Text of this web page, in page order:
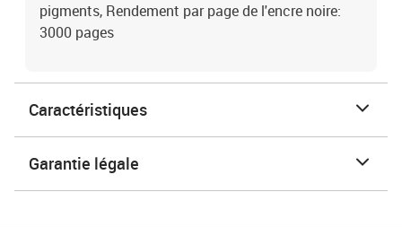
pigments, Rendement par page de l'encre noire:
3000 pages
Caractéristiques
Garantie légale